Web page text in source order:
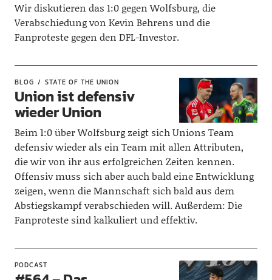
Wir diskutieren das 1:0 gegen Wolfsburg, die
Verabschiedung von Kevin Behrens und die
Fanproteste gegen den DFL-Investor.
BLOG STATE OF THE UNION
Union ist defensiv
wieder Union
Beim 1:0 über Wolfsburg zeigt sich Unions Team
defensiv wieder als ein Team mit allen Attributen,
die wir von ihr aus erfolgreichen Zeiten kennen.
Offensiv muss sich aber auch bald eine Entwicklung
zeigen, wenn die Mannschaft sich bald aus dem
Abstiegskampf verabschieden will. Außerdem: Die
Fanproteste sind kalkuliert und effektiv.
PODCAST